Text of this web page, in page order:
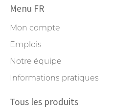
Menu FR
Mon compte
Emplois
Notre équipe
Informations pratiques
Tous les produits